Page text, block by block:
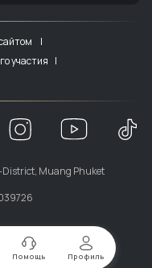
Помощь Профиль
|
участия |
District, Muang Phuket